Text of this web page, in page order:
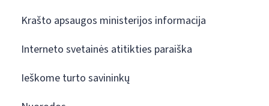
Krašto apsaugos ministerijos informacija
Interneto svetainės atitikties paraiška
Ieškome turto savininkų